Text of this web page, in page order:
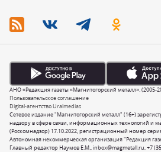
Сетевое издание "Магнитогорский металл" (16+)
надзору в сфере связи, информационных технологий и
(Роскомнадзор) 17.10.2022, регистрационный номер
Автономная некоммерческая организация "Редакция
Главный редактор Наумов Е.М.,inbox@magmetall.ru,+7
Пользовательское соглашение
Digital-агентство Uralmedias
АНО «Редакция газеты «Магнитогорский металл». (2005-